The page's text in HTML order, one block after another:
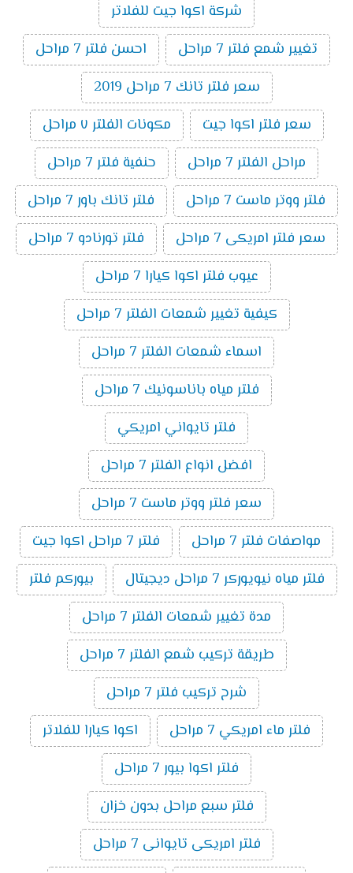
شركة اكوا جيت للفلاتر
تغيير شمع فلتر 7 مراحل
احسن فلتر 7 مراحل
سعر فلتر تانك 7 مراحل 2019
سعر فلتر اكوا جيت
مكونات الفلتر ٧ مراحل
مراحل الفلتر 7 مراحل
حنفية فلتر 7 مراحل
فلتر ووتر ماست 7 مراحل
فلتر تانك باور 7 مراحل
سعر فلتر امريكى 7 مراحل
فلتر تورنادو 7 مراحل
عيوب فلتر اكوا كيارا 7 مراحل
كيفية تغيير شمعات الفلتر 7 مراحل
اسماء شمعات الفلتر 7 مراحل
فلتر مياه باناسونيك 7 مراحل
فلتر تايواني امريكي
افضل انواع الفلتر 7 مراحل
سعر فلتر ووتر ماست 7 مراحل
مواصفات فلتر 7 مراحل
فلتر 7 مراحل اكوا جيت
فلتر مياه نيويوركر 7 مراحل ديجيتال
بيوركم فلتر
مدة تغيير شمعات الفلتر 7 مراحل
طريقة تركيب شمع الفلتر 7 مراحل
شرح تركيب فلتر 7 مراحل
فلتر ماء امريكي 7 مراحل
اكوا كيارا للفلاتر
فلتر اكوا بيور 7 مراحل
فلتر سبع مراحل بدون خزان
فلتر امريكى تايوانى 7 مراحل